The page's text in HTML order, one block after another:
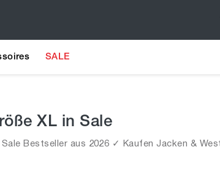
SALE
XL in Sale
Bestseller aus 2026 ✓ Kaufen Jacken &